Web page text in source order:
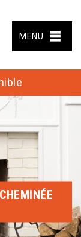
MENU